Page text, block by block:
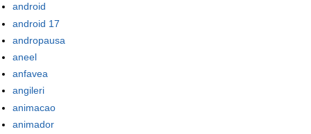
android
android 17
andropausa
aneel
anfavea
angileri
animacao
animador